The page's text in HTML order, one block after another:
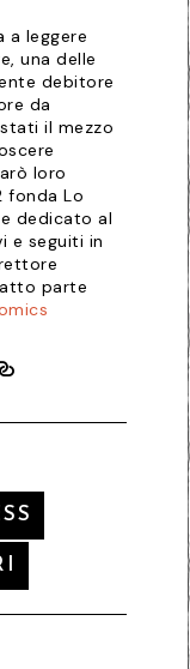
a leggere
una delle
debitore
da
il mezzo
loro
fonda Lo
dedicato al
e seguiti in
parte